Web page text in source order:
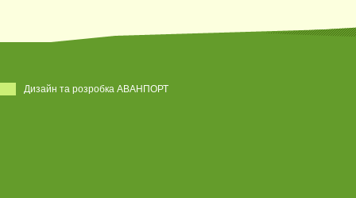
Дизайн та розробка АВАНПОРТ